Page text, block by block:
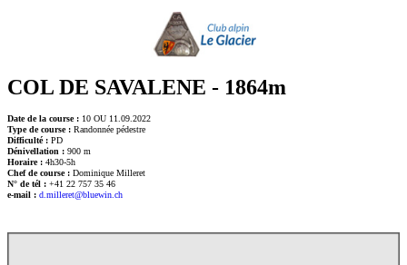
COL DE SAVALENE - 1864m
Date de la course : 10 OU 11.09.2022
Type de course : Randonnée pédestre
Difficulté : PD
Dénivellation : 900 m
Horaire : 4h30-5h
Chef de course : Dominique Milleret
N° de tél : +41 22 757 35 46
e-mail : d.milleret@bluewin.ch